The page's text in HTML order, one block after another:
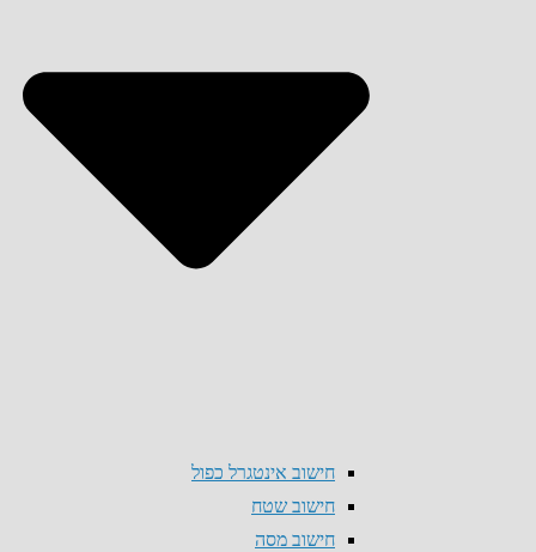
חישוב אינטגרל כפול
חישוב שטח
חישוב מסה